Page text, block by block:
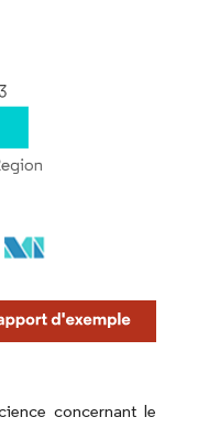
concernant le